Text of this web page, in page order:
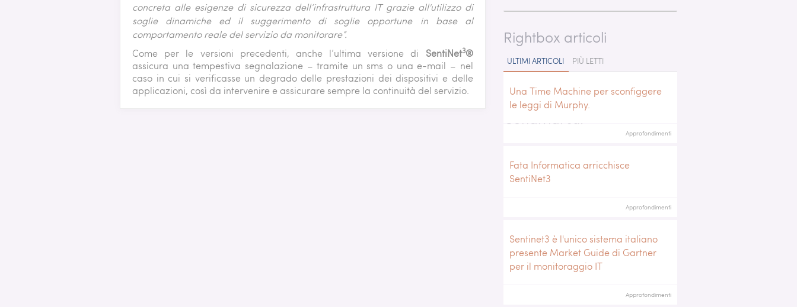
concreta alle esigenze di sicurezza dell’infrastruttura IT grazie all'utilizzo di
soglie dinamiche ed il suggerimento di soglie opportune in base al
comportamento reale del servizio da monitorare”.
Come per le versioni precedenti, anche l’ultima versione di SentiNet3®
assicura una tempestiva segnalazione – tramite un sms o una e-mail – nel
caso in cui si verificasse un degrado delle prestazioni dei dispositivi e delle
applicazioni, così da intervenire e assicurare sempre la continuità del servizio.
Rightbox articoli
ULTIMI ARTICOLI PIÙ LETTI
Una Time Machine per sconfiggere
le leggi di Murphy.
Approfondimenti
Fata Informatica arricchisce
SentiNet3
Approfondimenti
Sentinet3 è l'unico sistema italiano
presente Market Guide di Gartner
per il monitoraggio IT
Approfondimenti
Condividi su: